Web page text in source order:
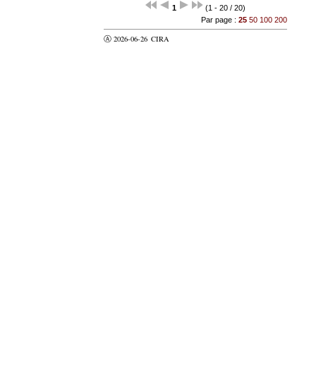
1
(1 - 20 / 20)
Par page : 25 50 100 200
Ⓐ 2026-06-26 CIRA